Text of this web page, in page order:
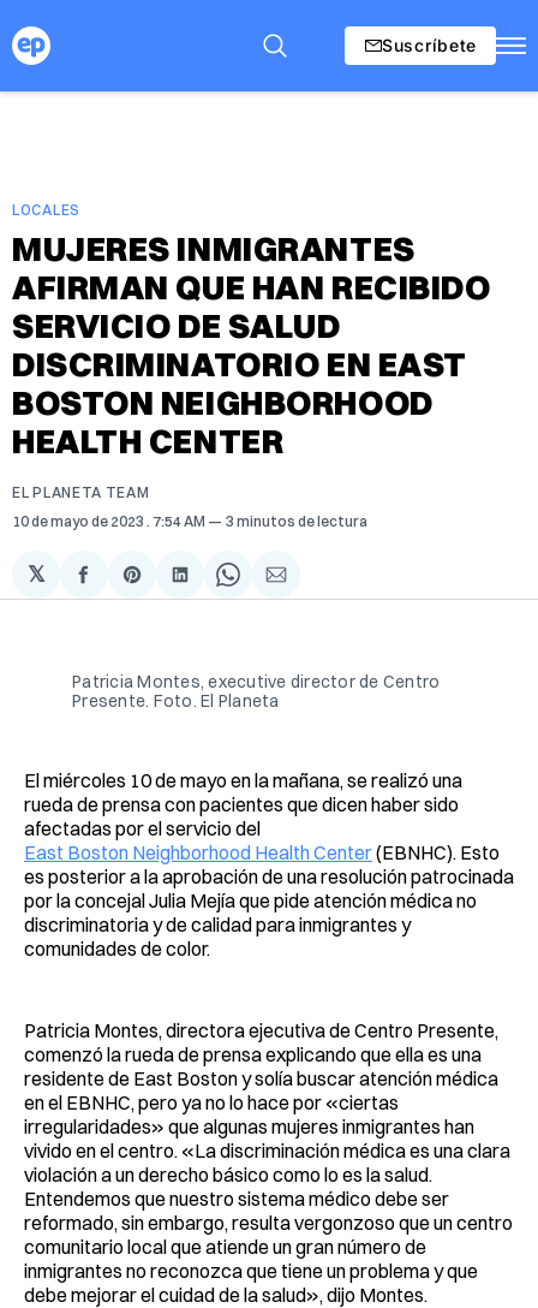
Suscríbete
LOCALES
MUJERES INMIGRANTES
AFIRMAN QUE HAN RECIBIDO
SERVICIO DE SALUD
DISCRIMINATORIO EN EAST
BOSTON NEIGHBORHOOD
HEALTH CENTER
EL PLANETA TEAM
10 de mayo de 2023 . 7:54 AM 3 minutos de lectura
𝕏
Compartir
en
Share
on
Compartir
en
Share
on
Compartir
via
Patricia Montes, executive director de Centro
Presente. Foto. El Planeta
El miércoles 10 de mayo en la mañana, se realizó una
rueda de prensa con pacientes que dicen haber sido
afectadas por el servicio del
East Boston Neighborhood Health Center(EBNHC). Esto
es posterior a la aprobación de una resolución patrocinada
por la concejal Julia Mejía que pide atención médica no
discriminatoria y de calidad para inmigrantes y
comunidades de color.
Patricia Montes, directora ejecutiva de Centro Presente,
comenzó la rueda de prensa explicando que ella es una
residente de East Boston y solía buscar atención médica
en el EBNHC, pero ya no lo hace por «ciertas
irregularidades» que algunas mujeres inmigrantes han
vivido en el centro. «La discriminación médica es una clara
violación a un derecho básico como lo es la salud.
Entendemos que nuestro sistema médico debe ser
reformado, sin embargo, resulta vergonzoso que un centro
comunitario local que atiende un gran número de
inmigrantes no reconozca que tiene un problema y que
debe mejorar el cuidad de la salud», dijo Montes.